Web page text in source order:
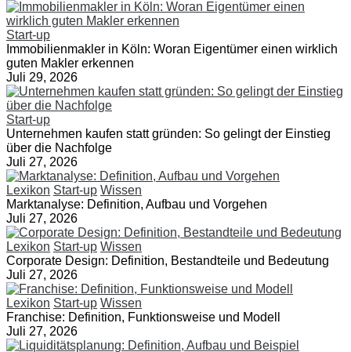
Start-up
Immobilienmakler in Köln: Woran Eigentümer einen wirklich
guten Makler erkennen
Juli 29, 2026
Start-up
Unternehmen kaufen statt gründen: So gelingt der Einstieg
über die Nachfolge
Juli 27, 2026
Lexikon Start-up Wissen
Marktanalyse: Definition, Aufbau und Vorgehen
Juli 27, 2026
Lexikon Start-up Wissen
Corporate Design: Definition, Bestandteile und Bedeutung
Juli 27, 2026
Lexikon Start-up Wissen
Franchise: Definition, Funktionsweise und Modell
Juli 27, 2026